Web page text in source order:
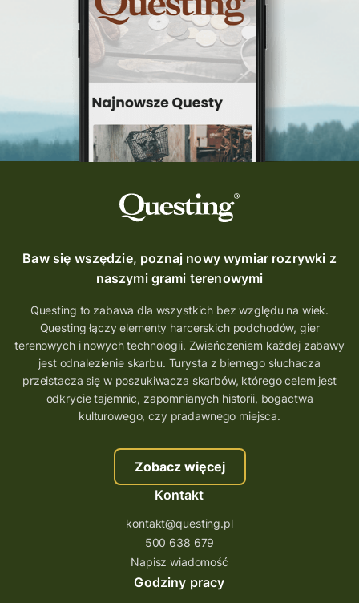
Questing Świętokrzyskie
questing śląskie
Quest Szlak Przygody
przygoda
nowy quest
najlepsze questy
wycieczki
turystyka przygodowa
Szlak Przygody
szkolenie
szkło
scieżka questingowa
questy w Polsce
questujznami
QUESTOMANIA
questing.pl
Quest Koziołek Matołek
gra miejska
co zobaczyć na Śląsku
aplikacja questy
aplikacja gry terenowe
wielkopolskie questy
wakacje z questami
trenerzy questingu
szkolenie tworzenie questów
szkolenie questing
Stefan Żeromski
ścieżka
Rzeszów
questy świętokrzyskie
questujwpolsce
questuj z nami
questingwyprawa po skarb
questingowy projekt współpracy
Baw się wszędzie, poznaj nowy wymiar rozrywki z
naszymi grami terenowymi
Questing to zabawa dla wszystkich bez względu na wiek.
Questing łączy elementy harcerskich podchodów, gier
terenowych i nowych technologii. Zwieńczeniem każdej zabawy
jest odnalezienie skarbu. Turysta z biernego słuchacza
przeistacza się w poszukiwacza skarbów, którego celem jest
odkrycie tajemnic, zapomnianych historii, bogactwa
kulturowego, czy pradawnego miejsca.
Zobacz więcej
Kontakt
kontakt@questing.pl
500 638 679
Napisz wiadomość
Godziny pracy